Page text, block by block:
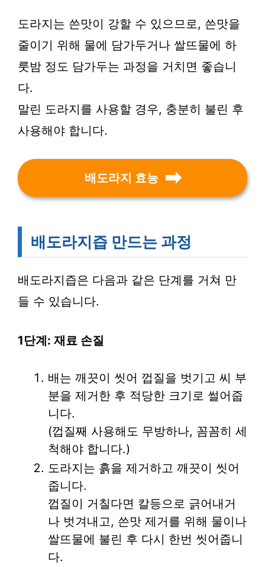
도라지는 쓴맛이 강할 수 있으므로, 쓴맛을
줄이기 위해 물에 담가두거나 쌀뜨물에 하
룻밤 정도 담가두는 과정을 거치면 좋습니
다.
말린 도라지를 사용할 경우, 충분히 불린 후
사용해야 합니다.
배도라지 효능
배도라지즙 만드는 과정
배도라지즙은 다음과 같은 단계를 거쳐 만
들 수 있습니다.
1단계: 재료 손질
배는 깨끗이 씻어 껍질을 벗기고 씨 부
분을 제거한 후 적당한 크기로 썰어줍
니다.
(껍질째 사용해도 무방하나, 꼼꼼히 세
척해야 합니다.)
도라지는 흙을 제거하고 깨끗이 씻어
줍니다.
껍질이 거칠다면 칼등으로 긁어내거
나 벗겨내고, 쓴맛 제거를 위해 물이나
쌀뜨물에 불린 후 다시 한번 씻어줍니
다.